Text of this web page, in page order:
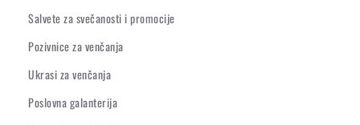
Salvete za svečanosti i promocije
Pozivnice za venčanja
Ukrasi za venčanja
Poslovna galanterija